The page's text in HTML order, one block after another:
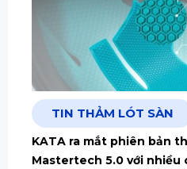
TIN THẢM LÓT SÀN
KATA ra mắt phiên bản
Mastertech 5.0 với nhiều